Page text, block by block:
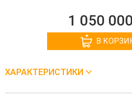
1 050 000
В
ХАРАКТЕРИСТИКИ